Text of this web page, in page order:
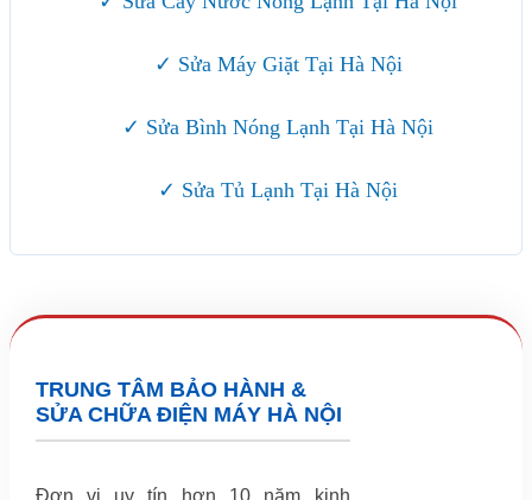
✓ Sửa Máy Giặt Tại Hà Nội
✓ Sửa Bình Nóng Lạnh Tại Hà Nội
✓ Sửa Tủ Lạnh Tại Hà Nội
TRUNG TÂM BẢO HÀNH &
SỬA CHỮA ĐIỆN MÁY HÀ NỘI
Đơn vị uy tín hơn 10 năm kinh